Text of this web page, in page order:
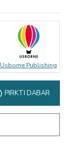
Usborne Publishing
PIRKTI DABAR